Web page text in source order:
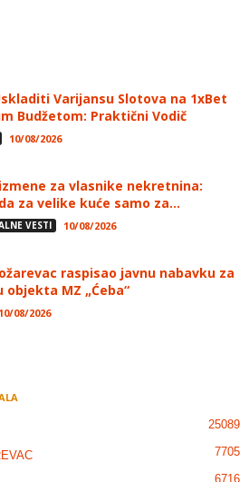
Varijansu Slotova na 1xBet
Budžetom: Praktični Vodič
10/08/2026
za vlasnike nekretnina:
za velike kuće samo za...
VESTI 10/08/2026
raspisao javnu nabavku za
objekta MZ „Ćeba“
10/08/2026
25089
7705
6716